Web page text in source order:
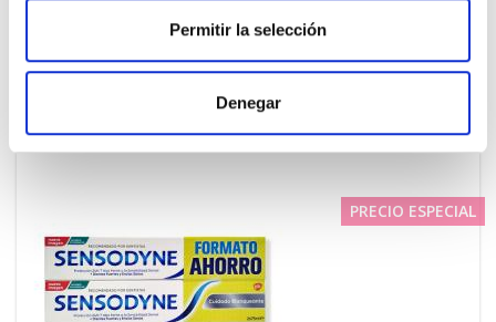
Permitir la selección
Denegar
4,65€
TEMPORALMENTE AGOTADO
PRECIO ESPECIAL